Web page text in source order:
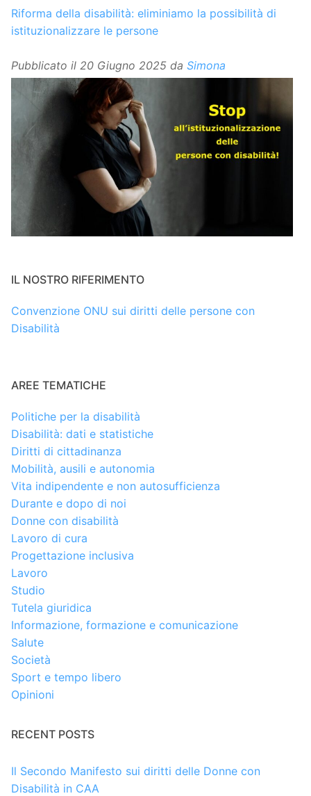
Riforma della disabilità: eliminiamo la possibilità di
istituzionalizzare le persone
Pubblicato il 20 Giugno 2025 da Simona
IL NOSTRO RIFERIMENTO
Convenzione ONU sui diritti delle persone con
Disabilità
AREE TEMATICHE
Politiche per la disabilità
Disabilità: dati e statistiche
Diritti di cittadinanza
Mobilità, ausili e autonomia
Vita indipendente e non autosufficienza
Durante e dopo di noi
Donne con disabilità
Lavoro di cura
Progettazione inclusiva
Lavoro
Studio
Tutela giuridica
Informazione, formazione e comunicazione
Salute
Società
Sport e tempo libero
Opinioni
RECENT POSTS
Il Secondo Manifesto sui diritti delle Donne con
Disabilità in CAA